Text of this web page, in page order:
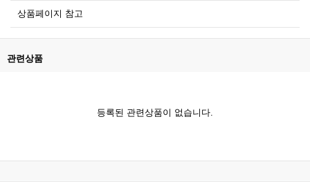
상품페이지 참고
관련상품
등록된 관련상품이 없습니다.